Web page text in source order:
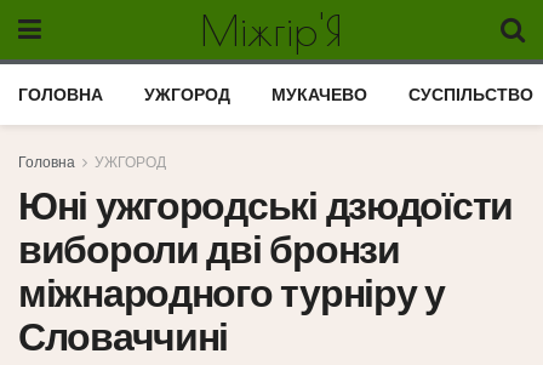
Міжгір'Я
ГОЛОВНА УЖГОРОД МУКАЧЕВО СУСПІЛЬСТВО
Головна УЖГОРОД
Юні ужгородські дзюдоїсти
вибороли дві бронзи
міжнародного турніру у
Словаччині